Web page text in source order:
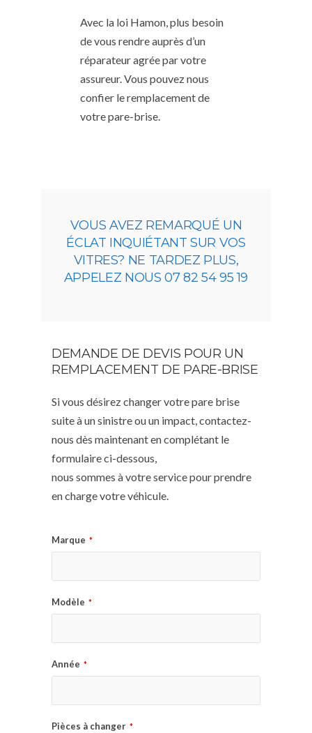
Avec la loi Hamon, plus besoin
de vous rendre auprès d’un
réparateur agrée par votre
assureur. Vous pouvez nous
confier le remplacement de
votre pare-brise.
VOUS AVEZ REMARQUÉ UN
ÉCLAT INQUIÉTANT SUR VOS
VITRES? NE TARDEZ PLUS,
APPELEZ NOUS 07 82 54 95 19
DEMANDE DE DEVIS POUR UN
REMPLACEMENT DE PARE-BRISE
Si vous désirez changer votre pare brise
suite à un sinistre ou un impact, contactez-
nous dès maintenant en complétant le
formulaire ci-dessous,
nous sommes à votre service pour prendre
en charge votre véhicule.
Marque *
Modèle *
Année *
Pièces à changer *